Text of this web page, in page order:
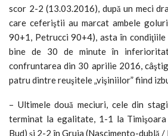
scor 2-2 (13.03.2016), după un meci
care ceferiştii au marcat ambele
90+1, Petrucci 90+4), asta în condiţiile
bine de 30 de minute în
confruntarea din 30 aprilie 2016,
patru dintre reuşitele „vişiniilor” fiind
– Ultimele două meciuri, cele din
terminat la egalitate, 1-1 la
Bud) şi 2-2 în Gruia (Nascimento-dublă